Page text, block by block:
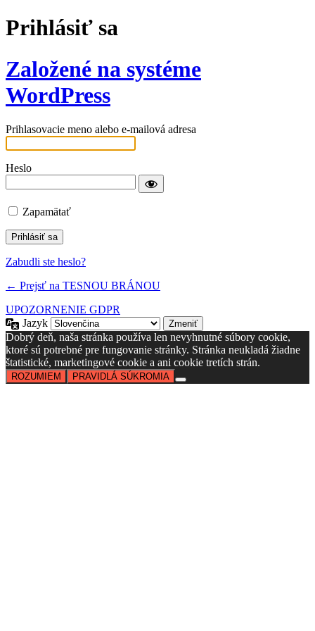
Prihlásiť sa
Založené na systéme
WordPress
Prihlasovacie meno alebo e-mailová adresa
Heslo
Zapamätať
Zabudli ste heslo?
← Prejsť na TESNOU BRÁNOU
UPOZORNENIE GDPR
Jazyk
Dobrý deň, naša stránka používa len nevyhnutné súbory cookie,
ktoré sú potrebné pre fungovanie stránky. Stránka neukladá žiadne
štatistické, marketingové cookie a ani cookie tretích strán.
ROZUMIEM PRAVIDLÁ SÚKROMIA